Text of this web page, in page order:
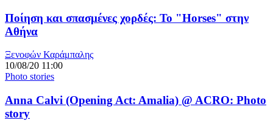
Ποίηση και σπασμένες χορδές: Το "Horses" στην
Αθήνα
Ξενοφών Καράμπαλης
10/08/20 11:00
Photo stories
Anna Calvi (Opening Act: Amalia) @ ACRO: Photo
story